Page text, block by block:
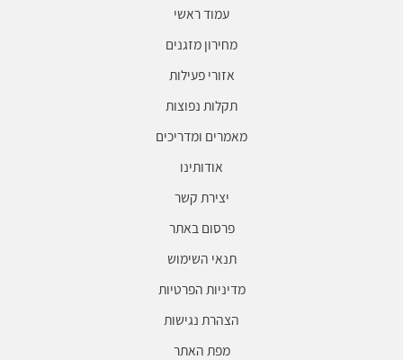
עמוד ראשי
מחירון מזגנים
אזורי פעילות
תקלות נפוצות
מאמרים ומדריכים
אודותינו
יצירת קשר
פרסום באתר
תנאי השימוש
מדיניות הפרטיות
הצהרת נגישות
מפת האתר